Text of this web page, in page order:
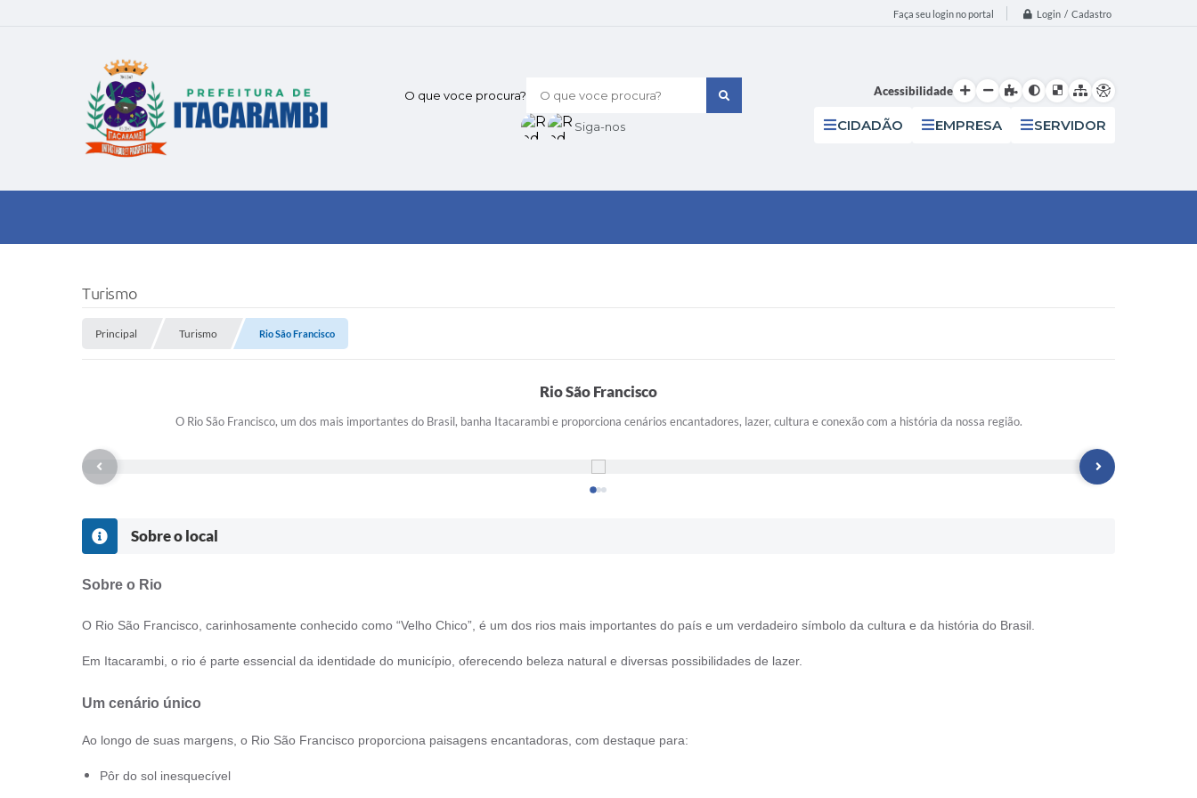
Faça seu login no portal Login / Cadastro
O que voce procura?
Siga-nos
Acessibilidade
CIDADÃO EMPRESA SERVIDOR
Turismo
Principal Turismo Rio São Francisco
Rio São Francisco
O Rio São Francisco, um dos mais importantes do Brasil, banha Itacarambi e proporciona cenários encantadores, lazer, cultura e conexão com a história da nossa região.
Sobre o local
Sobre o Rio
O Rio São Francisco, carinhosamente conhecido como “Velho Chico”, é um dos rios mais importantes do país e um verdadeiro símbolo da cultura e da história do Brasil.
Em Itacarambi, o rio é parte essencial da identidade do município, oferecendo beleza natural e diversas possibilidades de lazer.
Um cenário único
Ao longo de suas margens, o Rio São Francisco proporciona paisagens encantadoras, com destaque para:
Pôr do sol inesquecível